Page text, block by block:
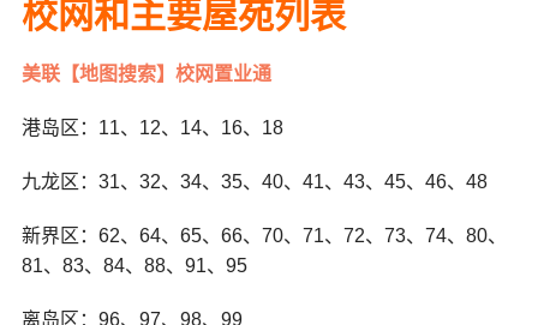
校网和主要屋苑列表
美联【地图搜索】校网置业通
港岛区：11、12、14、16、18
九龙区：31、32、34、35、40、41、43、45、46、48
新界区：62、64、65、66、70、71、72、73、74、80、
81、83、84、88、91、95
离岛区：96、97、98、99